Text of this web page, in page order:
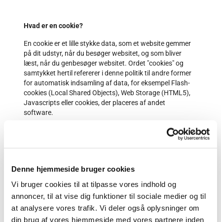
Denne hjemmeside bruger cookies
Vi bruger cookies til at tilpasse vores indhold og
annoncer, til at vise dig funktioner til sociale medier og til
at analysere vores trafik. Vi deler også oplysninger om
din brug af vores hjemmeside med vores partnere inden
Hvad er en cookie?
En cookie er et lille stykke data, som et website gemmer
på dit udstyr, når du besøger websitet, og som bliver
læst, når du genbesøger websitet. Ordet "cookies" og
samtykket hertil refererer i denne politik til andre former
for automatisk indsamling af data, for eksempel Flash-
cookies (Local Shared Objects), Web Storage (HTML5),
Javascripts eller cookies, der placeres af andet
software.
En cookie kan indeholde: Information om selve websitet,
genkende din webbrowser, når du returnerer til websitet,
af selve cookien.
Ordet "cookies" eller "cookie data" dækker også over
information om IP og MAC adresser og anden
information om dit udstyr, indsamlet via disse
teknologier.